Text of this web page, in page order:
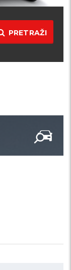
PRETRAŽI